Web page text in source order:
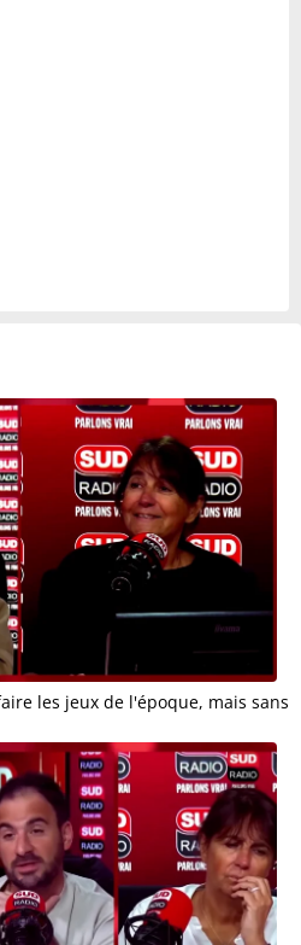
les jeux de l'époque, mais sans